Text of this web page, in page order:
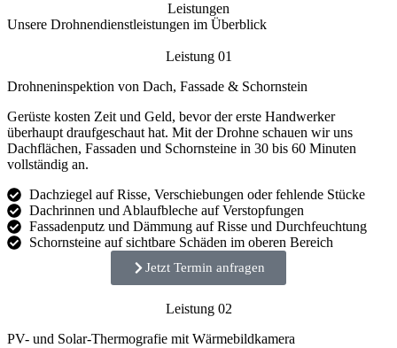
Leistungen
Unsere Drohnendienstleistungen im Überblick
Leistung 01
Drohneninspektion von Dach, Fassade & Schornstein
Gerüste kosten Zeit und Geld, bevor der erste Handwerker
überhaupt draufgeschaut hat. Mit der Drohne schauen wir uns
Dachflächen, Fassaden und Schornsteine in 30 bis 60 Minuten
vollständig an.
Dachziegel auf Risse, Verschiebungen oder fehlende Stücke
Dachrinnen und Ablaufbleche auf Verstopfungen
Fassadenputz und Dämmung auf Risse und Durchfeuchtung
Schornsteine auf sichtbare Schäden im oberen Bereich
Jetzt Termin anfragen
Leistung 02
PV- und Solar-Thermografie mit Wärmebildkamera